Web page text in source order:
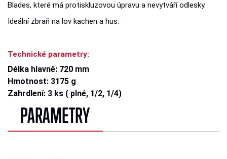
Blades, které má protiskluzovou úpravu a nevytváří odlesky.
Ideální zbraň na lov kachen a hus.
Technické parametry:
Délka hlavně: 720 mm
Hmotnost: 3175 g
Zahrdlení: 3 ks ( plné, 1/2, 1/4)
PARAMETRY